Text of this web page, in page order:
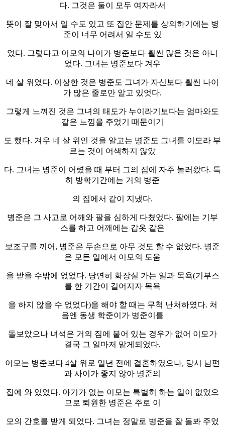
다. 그것은 둘이 모두 여자라서
뜻이 잘 맞아서 일 수도 있고 또 집안 문제를 상의하기에는 병
준이 너무 어려서 일 수도 있
었다. 그렇다고 이모의 나이가 병준보다 훨씬 많은 것은 아니
었다. 그녀는 병준보다 겨우
네 살 위였다. 이상한 것은 병준도 그녀가 자신보다 훨씬 나이
가 많은 줄로만 알고 있엇다.
그렇게 느껴진 것은 그녀의 태도가 누이라기보다는 엄마와도
같은 느낌을 주었기 때문이기
도 했다. 겨우 네 살 위인 것을 알고는 병준도 그녀를 이모라 부
르는 것이 어색하지 않았
다. 그녀는 병준이 어렸을 때 부터 그의 집에 자주 놀러왔다. 특
히 방학기간에는 거의 병준
의 집에서 같이 지냈다.
병준은 그 사고로 어깨와 팔을 심하게 다쳤었다. 팔에는 기부
스를 하고 어깨에는 갑옷 같은
보조구를 끼어, 병준은 두손으로 아무 것도 할 수 없었다. 병준
은 모든 일에서 이모의 도움
을 받을 수밖에 없었다. 당연히 화장실 가는 일과 목욕(기부스
를 한 기간이 길어지자 목욕
을 하지 않을 수 없었다)을 해야 할 때는 무척 난처하였다. 처
음엔 동생 학준이가 병준이를
돌보았으나 녀석은 거의 짐에 붙어 있는 경우가 없어 이모가
결국 그 일마저 맡게되었다.
이모는 병준보다 4살 위로 일년 전에 결혼하였으나, 당시 남편
과 사이가 좋지 않아 병준의
집에 와 있었다. 아기가 없는 이모는 특별히 하는 일이 없었으
므로 퇴원한 병준은 주로 이
모의 간호를 받게 되었다. 그녀는 정말로 병준을 잘 돌봐 주었